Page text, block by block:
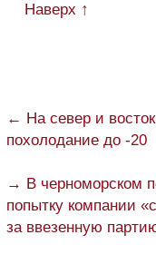
Наверх ↑
← На север и
похолодание до -20
→ В черноморском
попытку компании
за ввезенную